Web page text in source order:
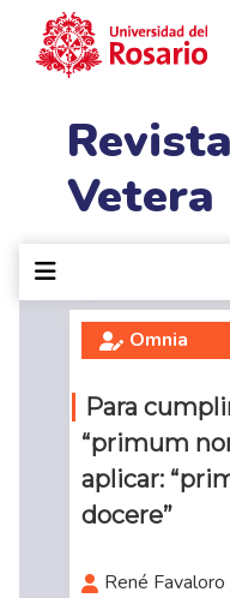
Vetera
Omnia
Para
“primum
aplicar:
docere”
René Favaloro